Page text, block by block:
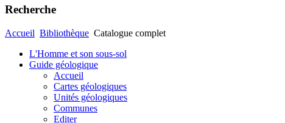
Recherche
Accueil Bibliothèque Catalogue complet
L'Homme et son sous-sol
Guide géologique
Accueil
Cartes géologiques
Unités géologiques
Communes
Editer